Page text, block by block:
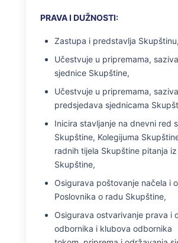
PRAVA I DUŽNOSTI:
Zastupa i predstavlja Skupštinu,
Učestvuje u pripremama,
sjednice Skupštine,
Učestvuje u pripremama,
predsjedava sjednicama
Inicira stavljanje na dnevni red
Skupštine, Kolegijuma
radnih tijela Skupštine pitanja
Skupštine,
Osigurava poštovanje načela i
Poslovnika o radu Skupštine,
Osigurava ostvarivanje prava i
odbornika i klubova odbornika